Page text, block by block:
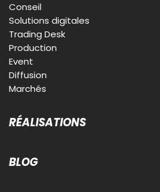
Conseil
Solutions digitales
Trading Desk
Production
Event
Diffusion
Marchés
RÉALISATIONS
BLOG